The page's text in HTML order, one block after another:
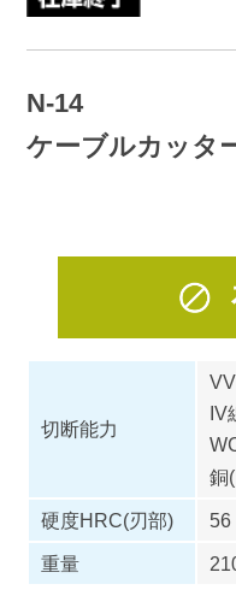
N-14
ケーブルカッタ
切断能力
IV
銅
硬度HRC(刃部)
56
重量